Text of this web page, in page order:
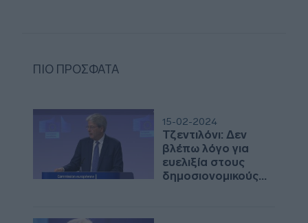
ΠΙΟ ΠΡΌΣΦΑΤΑ
15-02-2024
Τζεντιλόνι: Δεν
βλέπω λόγο για
ευελιξία στους
δημοσιονομικούς